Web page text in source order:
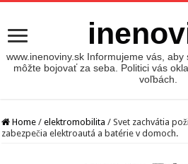
www.inenoviny.sk Informujeme vás,
môžte bojovať za seba. Politici vás
voľbách.
Home / elektromobilita / Svet zachvátia
zabezpečia elektroautá a batérie v domoch.